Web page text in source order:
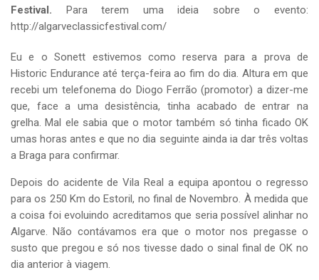
Festival. Para terem uma ideia sobre o evento:
http://algarveclassicfestival.com/
Eu e o Sonett estivemos como reserva para a prova de
Historic Endurance até terça-feira ao fim do dia. Altura em que
recebi um telefonema do Diogo Ferrão (promotor) a dizer-me
que, face a uma desistência, tinha acabado de entrar na
grelha. Mal ele sabia que o motor também só tinha ficado OK
umas horas antes e que no dia seguinte ainda ia dar três voltas
a Braga para confirmar.
Depois do acidente de Vila Real a equipa apontou o regresso
para os 250 Km do Estoril, no final de Novembro. À medida que
a coisa foi evoluindo acreditamos que seria possível alinhar no
Algarve. Não contávamos era que o motor nos pregasse o
susto que pregou e só nos tivesse dado o sinal final de OK no
dia anterior à viagem.